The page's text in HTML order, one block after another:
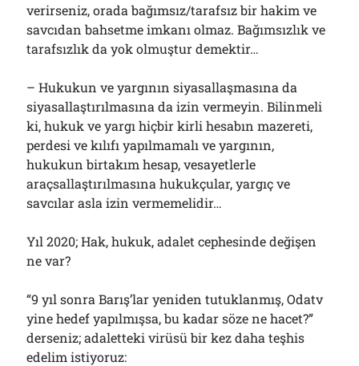
verirseniz, orada bağımsız/tarafsız bir hakim ve
savcıdan bahsetme imkanı olmaz. Bağımsızlık ve
tarafsızlık da yok olmuştur demektir…
– Hukukun ve yargının siyasallaşmasına da
siyasallaştırılmasına da izin vermeyin. Bilinmeli
ki, hukuk ve yargı hiçbir kirli hesabın mazereti,
perdesi ve kılıfı yapılmamalı ve yargının,
hukukun birtakım hesap, vesayetlerle
araçsallaştırılmasına hukukçular, yargıç ve
savcılar asla izin vermemelidir…
Yıl 2020; Hak, hukuk, adalet cephesinde değişen
ne var?
“9 yıl sonra Barış’lar yeniden tutuklanmış, Odatv
yine hedef yapılmışsa, bu kadar söze ne hacet?”
derseniz; adaletteki virüsü bir kez daha teşhis
edelim istiyoruz: